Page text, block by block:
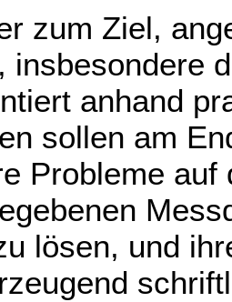
zum Ziel,
insbesondere
anhand
sollen am
Probleme auf
lösen, und